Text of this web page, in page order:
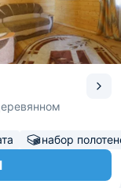
набор